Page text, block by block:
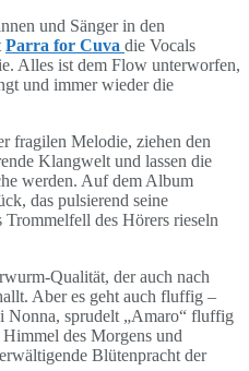
und Sänger in den
Parra for Cuva die Vocals
Alles ist dem Flow unterworfen,
und immer wieder die
fragilen Melodie, ziehen den
Klangwelt und lassen die
werden. Auf dem Album
das pulsierend seine
Trommelfell des Hörers rieseln
Qualität, der auch nach
Aber es geht auch fluffig –
Nonna, sprudelt „Amaro“ fluffig
des Morgens und
Blütenpracht der